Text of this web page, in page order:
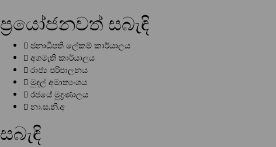
ප්‍රයෝජනවත් සබැඳි
ජනාධිපති ලේකම් කාර්යාලය
අගමැති කාර්යාලය
රාජ්‍ය පරිපාලනය
මුදල් අමාත්‍යංශය
රජයේ මුද්‍රණාලය
නා.ස.නි.අ
සබැඳි